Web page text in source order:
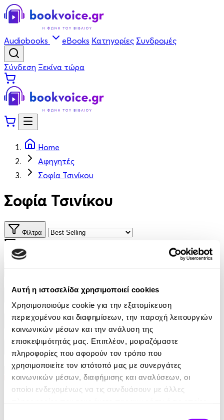
Αυτή η ιστοσελίδα χρησιμοποιεί cookies
Χρησιμοποιούμε cookie για την εξατομίκευση
περιεχομένου και διαφημίσεων, την παροχή λειτουργιών
κοινωνικών μέσων και την ανάλυση της
επισκεψιμότητάς μας. Επιπλέον, μοιραζόμαστε
πληροφορίες που αφορούν τον τρόπο που
χρησιμοποιείτε τον ιστότοπό μας με συνεργάτες
κοινωνικών μέσων, διαφήμισης και αναλύσεων, οι
οποίοι ενδεχομένως να τις συνδυάσουν με άλλες
Audiobooks eBooks Κατηγορίες Συνδρομές
Σύνδεση Ξεκίνα τώρα
Home
Αφηγητές
Σοφία Τσινίκου
Σοφία Τσινίκου
Φίλτρα
Φίλτρα
Εκδοτικοί οίκοι